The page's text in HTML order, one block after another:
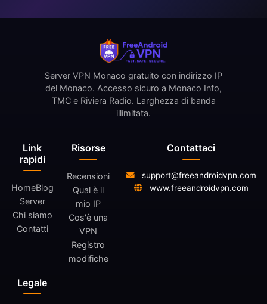
Link
rapidi
HomeBlog
Server
Chi siamo
Contatti
Risorse
Recensioni
Qual è il
mio IP
Cos'è una
VPN
Registro
modifiche
Legale
Server VPN Monaco gratuito con indirizzo IP
del Monaco. Accesso sicuro a Monaco Info,
TMC e Riviera Radio. Larghezza di banda
illimitata.
Contattaci
support@freeandroidvpn.com
www.freeandroidvpn.com